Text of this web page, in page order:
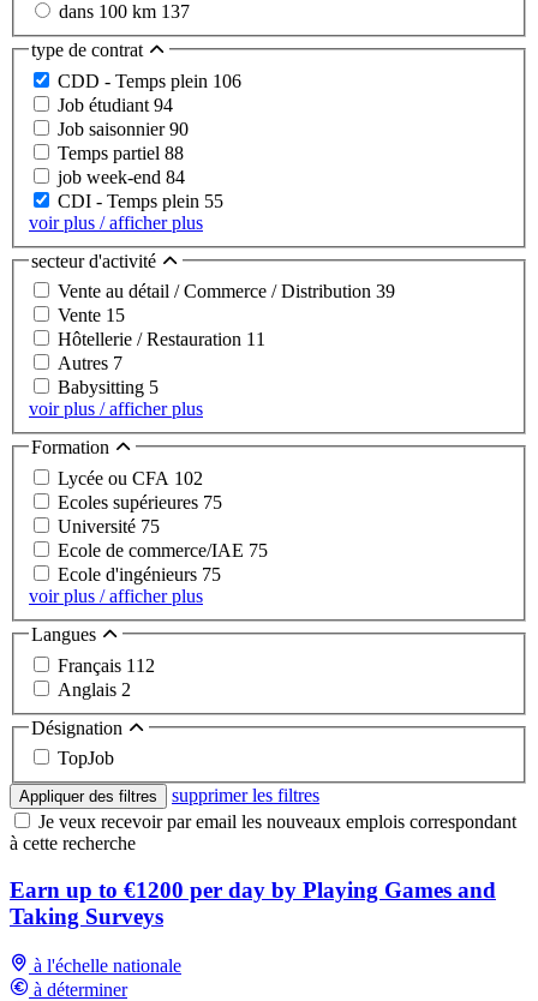
dans 100 km 137
type de contrat
CDD - Temps plein 106
Job étudiant 94
Job saisonnier90
Temps partiel 88
job week-end 84
CDI - Temps plein 55
voir plus / afficher plus
secteur d'activité
Vente au détail / Commerce / Distribution 39
Vente 15
Hôtellerie / Restauration 11
Autres 7
Babysitting 5
voir plus / afficher plus
Formation
Lycée ou CFA 102
Ecoles supérieures 75
Université 75
Ecole de commerce/IAE 75
Ecole d'ingénieurs 75
voir plus / afficher plus
Langues
Français 112
Anglais 2
Désignation
TopJob
Appliquer des filtres
supprimer les filtres
Je veux recevoir par email les nouveaux emplois correspondant
à cette recherche
Earn up to €1200 per day by Playing Games and
Taking Surveys
à l'échelle nationale
à déterminer